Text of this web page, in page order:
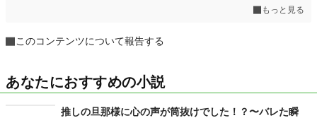
もっと見る
このコンテンツについて報告する
あなたにおすすめの小説
推しの旦那様に心の声が筒抜けでした！？〜バレた瞬